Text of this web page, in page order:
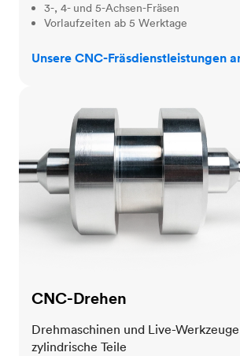
3-, 4- und 5-Achsen-Fräsen
Vorlaufzeiten ab 5 Werktage
Unsere CNC-Fräsdienstleistungen
CNC-Drehen
Drehmaschinen und Live-
zylindrische Teile